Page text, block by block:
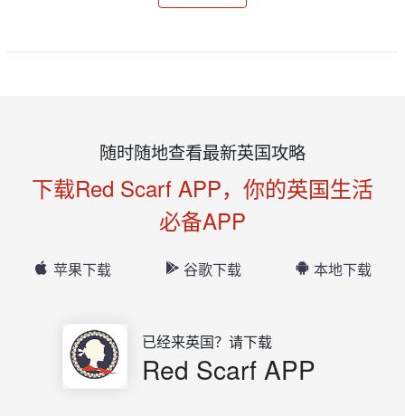
随时随地查看最新英国攻略
下载Red Scarf APP，你的英国生活
必备APP
苹果下载 谷歌下载 本地下载
已经来英国？请下载
Red Scarf APP